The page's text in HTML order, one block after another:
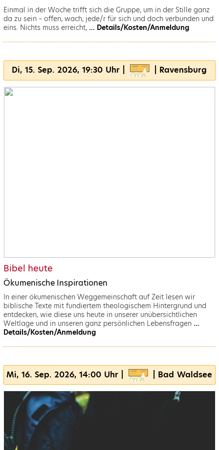
Einmal in der Woche trifft sich die Gruppe, um in der Stille ganz
da zu sein – offen, wach, jede/r für sich und doch verbunden und
eins. Nichts muss erreicht,... Details/Kosten/Anmeldung
Di, 15. Sep. 2026, 19:30 Uhr | | Ravensburg
Bibel heute
Ökumenische Inspirationen
In einer ökumenischen Weggemeinschaft auf Zeit lesen wir
biblische Texte mit fundiertem theologischem Hintergrund und
entdecken, wie diese uns heute in unserer unübersichtlichen
Weltlage und in unseren ganz persönlichen Lebensfragen...
Details/Kosten/Anmeldung
Mi, 16. Sep. 2026, 14:00 Uhr | | Bad Waldsee